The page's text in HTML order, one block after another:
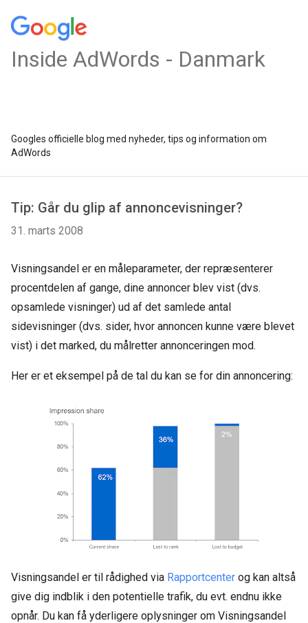
Inside AdWords - Danmark
Googles officielle blog med nyheder, tips og information om
AdWords
Tip: Går du glip af annoncevisninger?
31. marts 2008
Visningsandel er en måleparameter, der repræsenterer
procentdelen af gange, dine annoncer blev vist (dvs.
opsamlede visninger) ud af det samlede antal
sidevisninger (dvs. sider, hvor annoncen kunne være blevet
vist) i det marked, du målretter annonceringen mod.
Her er et eksempel på de tal du kan se for din annoncering:
Visningsandel er til rådighed via Rapportcenter og kan altså
give dig indblik i den potentielle trafik, du evt. endnu ikke
opnår. Du kan få yderligere oplysninger om Visningsandel